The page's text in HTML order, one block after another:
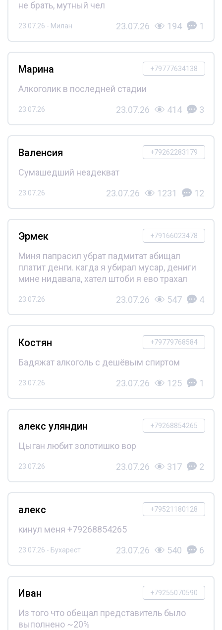
не брать, мутный чел
23.07.26 - Милан 23.07.26 194 1
+79777634138
Марина
Алкоголик в последней стадии
23.07.26 23.07.26 414 3
+79262283179
Валенсия
Сумашедший неадекват
23.07.26 23.07.26 1231 12
+79166023478
Эрмек
Миня папрасил убрат падмитат абищал
платит денги. кагда я убирал мусар, дениги
мине нидавала, хател штоби я ево трахал
23.07.26 23.07.26 547 4
+79779768584
Костян
Бадяжат алкоголь с дешёвым спиртом
23.07.26 23.07.26 125 1
+79268854265
алекс уляндин
Цыган любит золотишко вор
23.07.26 23.07.26 317 2
+79521180128
алекс
кинул меня +79268854265
23.07.26 - Бухарест 23.07.26 540 6
+79255070590
Иван
Из того что обещал представитель было
выполнено ~20%